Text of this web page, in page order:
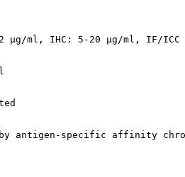
2 µg/ml, IHC: 5-20 µg/ml, IF/
antigen-specific affinity